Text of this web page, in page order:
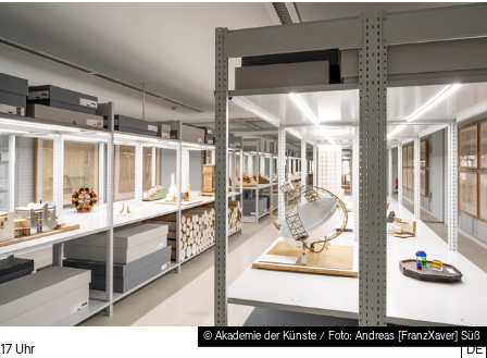
© Akademie der Künste / Foto: Andreas [FranzXaver] Süß
Uhrzeit:
17 Uhr
DE